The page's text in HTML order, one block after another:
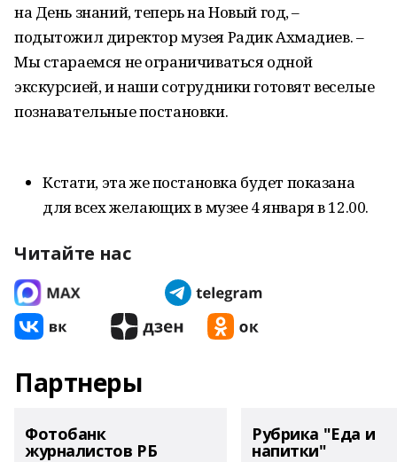
на День знаний, теперь на Новый год, –
подытожил директор музея Радик Ахмадиев. –
Мы стараемся не ограничиваться одной
экскурсией, и наши сотрудники готовят веселые
познавательные постановки.
Кстати, эта же постановка будет показана
для всех желающих в музее 4 января в 12.00.
Читайте нас
Партнеры
Фотобанк
журналистов РБ
Рубрика "Еда и
напитки"